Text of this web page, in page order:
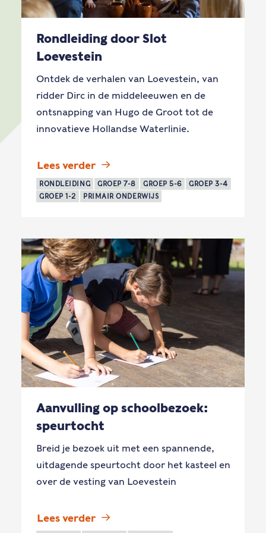
Rondleiding door Slot
Loevestein
Ontdek de verhalen van Loevestein, van
ridder Dirc in de middeleeuwen en de
ontsnapping van Hugo de Groot tot de
innovatieve Hollandse Waterlinie.
Lees verder
RONDLEIDING GROEP 7-8 GROEP 5-6
GROEP 3-4
GROEP 1-2
PRIMAIR ONDERWIJS
Aanvulling op schoolbezoek:
speurtocht
Breid je bezoek uit met een spannende,
uitdagende speurtocht door het kasteel en
over de vesting van Loevestein
Lees verder